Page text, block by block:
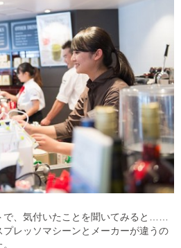
で、気付いたことを聞いてみると……
レッソマシーンとメーカーが違うの